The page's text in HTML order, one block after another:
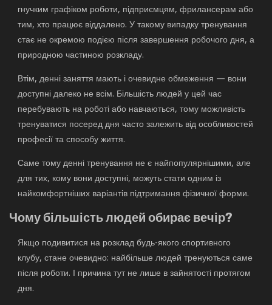
гнучким графіком роботи, підприємцям, фрилансерам або
тим, хто працює віддалено. У такому випадку тренування
стає не окремою подією після завершення робочого дня, а
природною частиною розкладу.
Втім, денні заняття мають і очевидне обмеження — вони
доступні далеко не всім. Більшість людей у цей час
перебувають на роботі або навчаються, тому можливість
тренуватися посеред дня часто залежить від особливостей
професії та способу життя.
Саме тому денні тренування не є найпопулярнішими, але
для тих, кому вони доступні, можуть стати одним із
найкомфортніших варіантів підтримання фізичної форми.
Чому більшість людей обирає вечір?
Якщо подивитися на розклад будь-якого спортивного
клубу, стане очевидно: найбільше людей тренуються саме
після роботи. І причина тут не лише в зайнятості протягом
дня.